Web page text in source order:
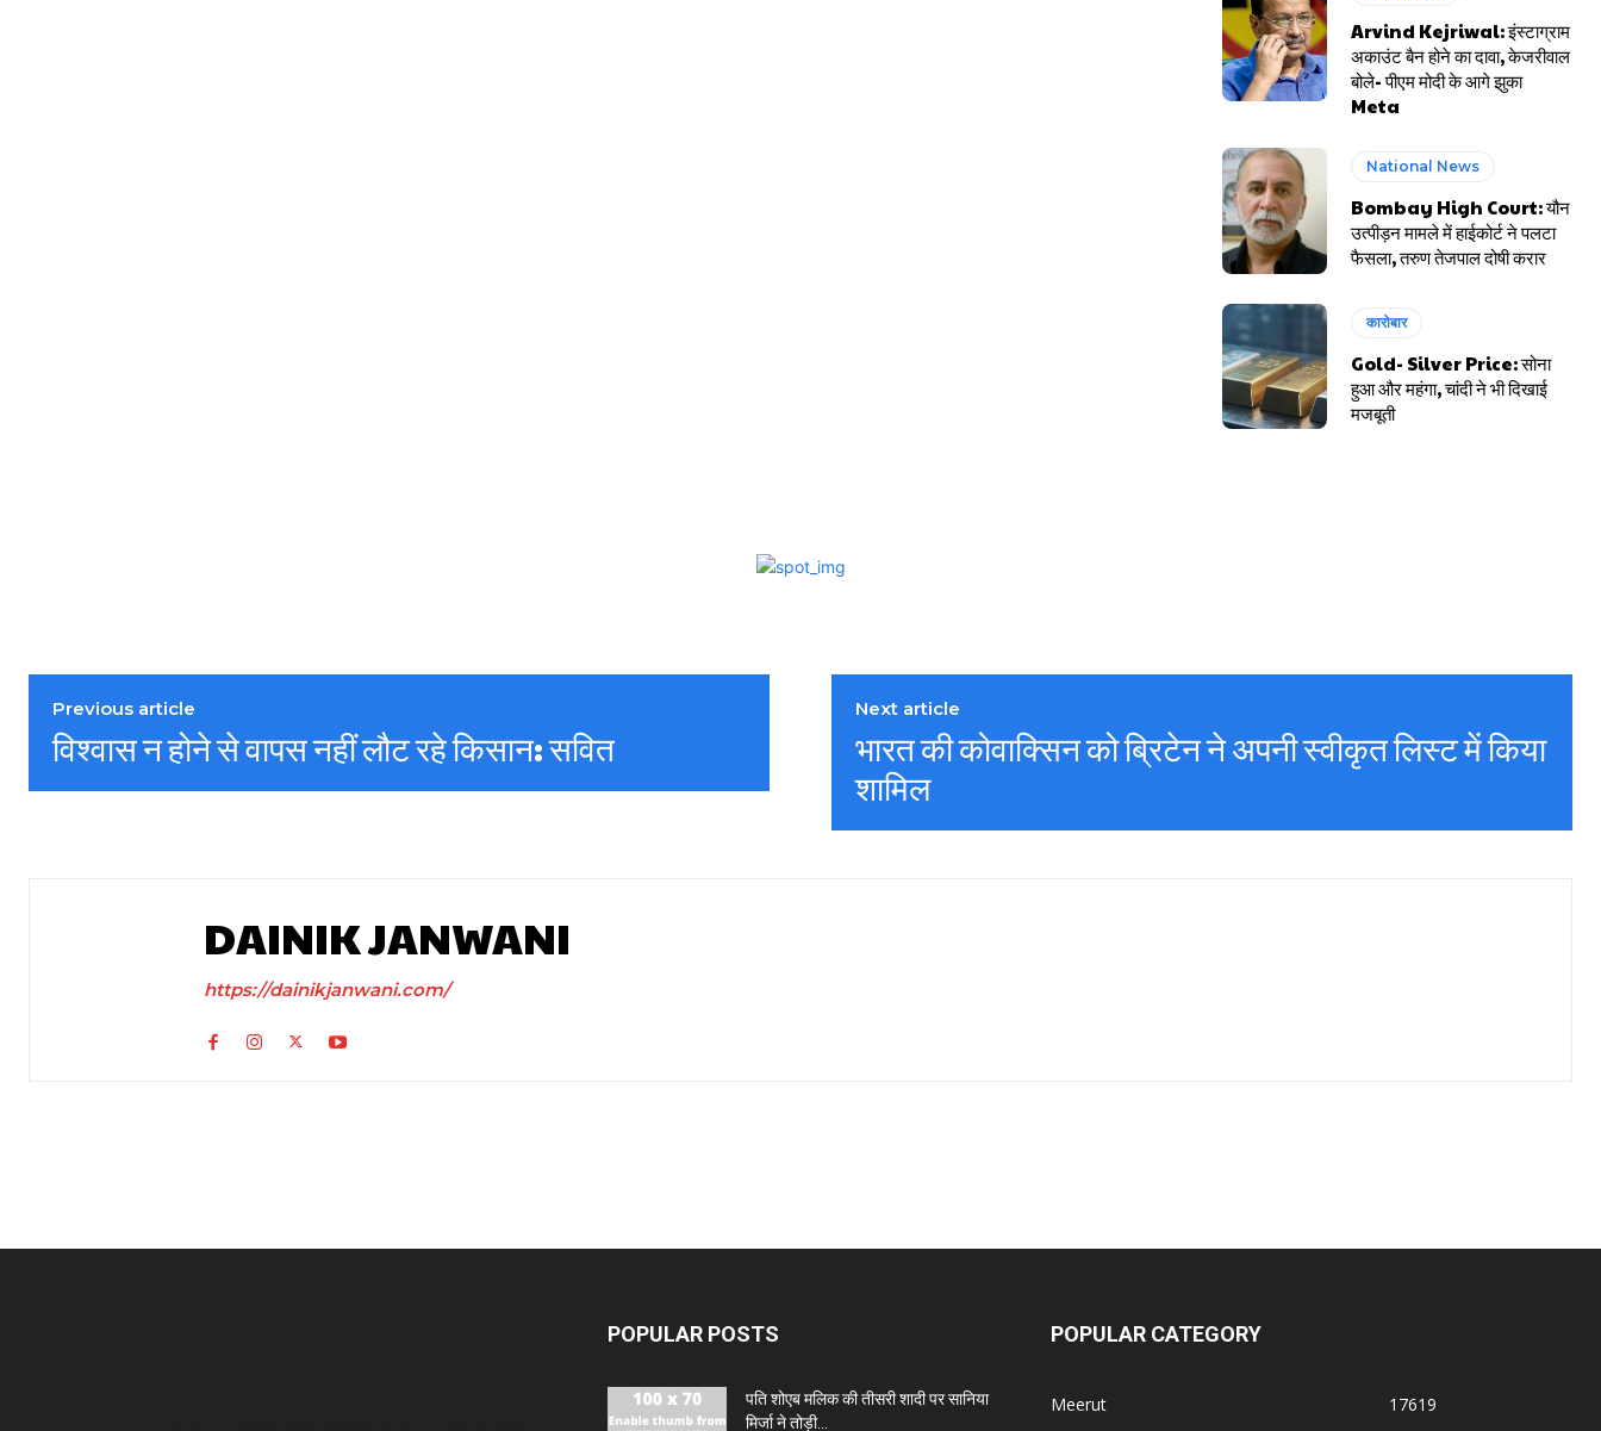
Arvind Kejriwal: इंस्टाग्राम
अकाउंट बैन होने का दावा, केजरीवाल
बोले- पीएम मोदी के आगे झुका
Meta
National News
Bombay High Court: यौन
उत्पीड़न मामले में हाईकोर्ट ने पलटा
फैसला, तरुण तेजपाल दोषी करार
कारोबार
Gold- Silver Price: सोना
हुआ और महंगा, चांदी ने भी दिखाई
मजबूती
Previous article
विश्वास न होने से वापस नहीं लौट रहे किसान: सवित
Next article
भारत की कोवाक्सिन को ब्रिटेन ने अपनी स्वीकृत लिस्ट में किया
शामिल
DAINIK JANWANI
https://dainikjanwani.com/
POPULAR POSTS
पति शोएब मलिक की तीसरी शादी पर सानिया
मिर्जा ने तोड़ी...
POPULAR CATEGORY
Meerut
17619